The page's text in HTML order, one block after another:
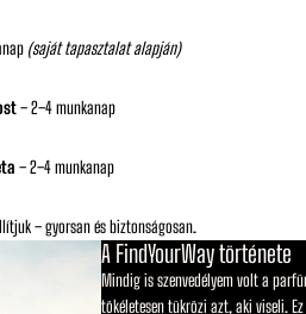
(saját tapasztalat alapján)
– 2–4 munkanap
– 2–4 munkanap
– gyorsan és biztonságosan.
A FindYourWay története
Mindig is szenvedélyem volt a
tökéletesen tükrözi azt, aki viseli.